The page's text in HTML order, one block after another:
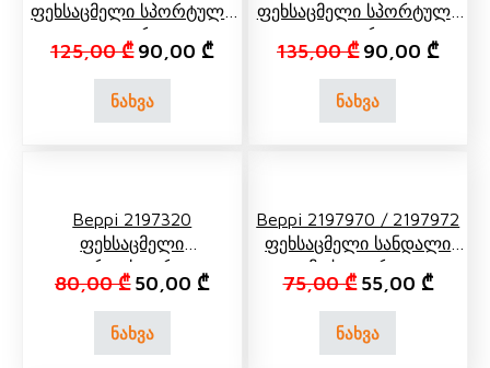
Ფეხსაცმელი Სპორტული
Თეთრი
125,00₾ Original price was: 125,00 ₾.
90,00 ₾Current price is: 90,00 ₾.
ნახვა
Ფეხსაცმელი Სპორტული
Თეთრი
135,00₾ Original price
90,00 ₾
ნახვა
Beppi 2197320
Ფეხსაცმელი
Ვარდისფერი,
Ყვავილებით
80,00₾ Original price was: 80,00 ₾.
50,00 ₾Current price is: 50,00 ₾.
ნახვა
Beppi 2197970 / 2197972
Ფეხსაცმელი Სანდალი
Მუქი Ლურჯი
75,00₾ Original price
55,00 ₾
ნახვა